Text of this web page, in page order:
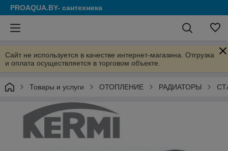
PROAQUA.BY- сантехника
Сайт не используется в качестве интернет-магазина. Отгрузка
и оплата осуществляется в торговом объекте.
Товары и услуги ОТОПЛЕНИЕ РАДИАТОРЫ